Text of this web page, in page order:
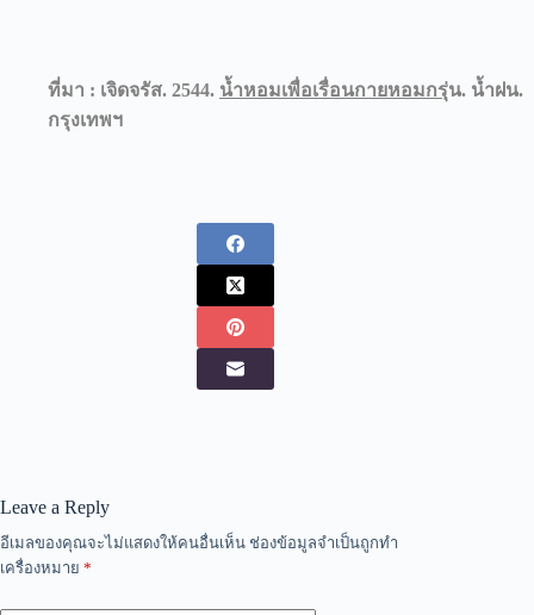
ที่มา : เจิดจรัส. 2544. น้ำหอมเพื่อเรื่อนกายหอมกรุ่น. น้ำฝน.
กรุงเทพฯ
Leave a Reply
อีเมลของคุณจะไม่แสดงให้คนอื่นเห็น ช่องข้อมูลจำเป็นถูกทำ
เครื่องหมาย *